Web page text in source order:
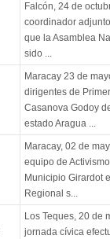
Falcón, 24 de
coordinador
que la Asamblea
sido ...
Maracay 23 de
dirigentes de
Casanova Godoy
estado Aragua ...
Maracay, 02 de
equipo de
Municipio Girardot
Regional s...
Los Teques, 20 de
jornada cívica